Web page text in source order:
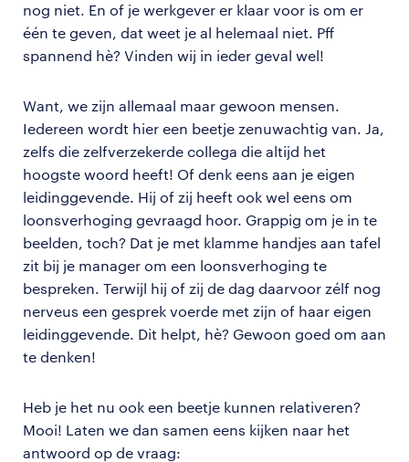
nog niet. En of je werkgever er klaar voor is om er
één te geven, dat weet je al helemaal niet. Pff
spannend hè? Vinden wij in ieder geval wel!
Want, we zijn allemaal maar gewoon mensen.
Iedereen wordt hier een beetje zenuwachtig van. Ja,
zelfs die zelfverzekerde collega die altijd het
hoogste woord heeft! Of denk eens aan je eigen
leidinggevende. Hij of zij heeft ook wel eens om
loonsverhoging gevraagd hoor. Grappig om je in te
beelden, toch? Dat je met klamme handjes aan tafel
zit bij je manager om een loonsverhoging te
bespreken. Terwijl hij of zij de dag daarvoor zélf nog
nerveus een gesprek voerde met zijn of haar eigen
leidinggevende. Dit helpt, hè? Gewoon goed om aan
te denken!
Heb je het nu ook een beetje kunnen relativeren?
Mooi! Laten we dan samen eens kijken naar het
antwoord op de vraag: